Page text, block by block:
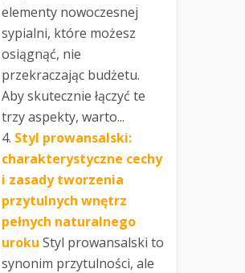
elementy nowoczesnej
sypialni, które możesz
osiągnąć, nie
przekraczając budżetu.
Aby skutecznie łączyć te
trzy aspekty, warto...
Styl prowansalski:
charakterystyczne cechy
i zasady tworzenia
przytulnych wnętrz
pełnych naturalnego
uroku Styl prowansalski to
synonim przytulności, ale